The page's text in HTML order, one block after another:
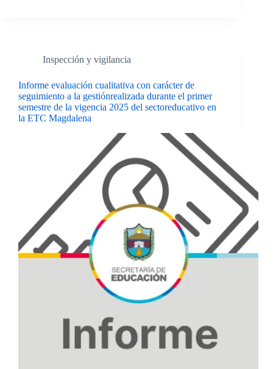
Inspección y vigilancia
Informe evaluación cualitativa con carácter de
seguimiento a la gestiónrealizada durante el primer
semestre de la vigencia 2025 del sectoreducativo en
la ETC Magdalena